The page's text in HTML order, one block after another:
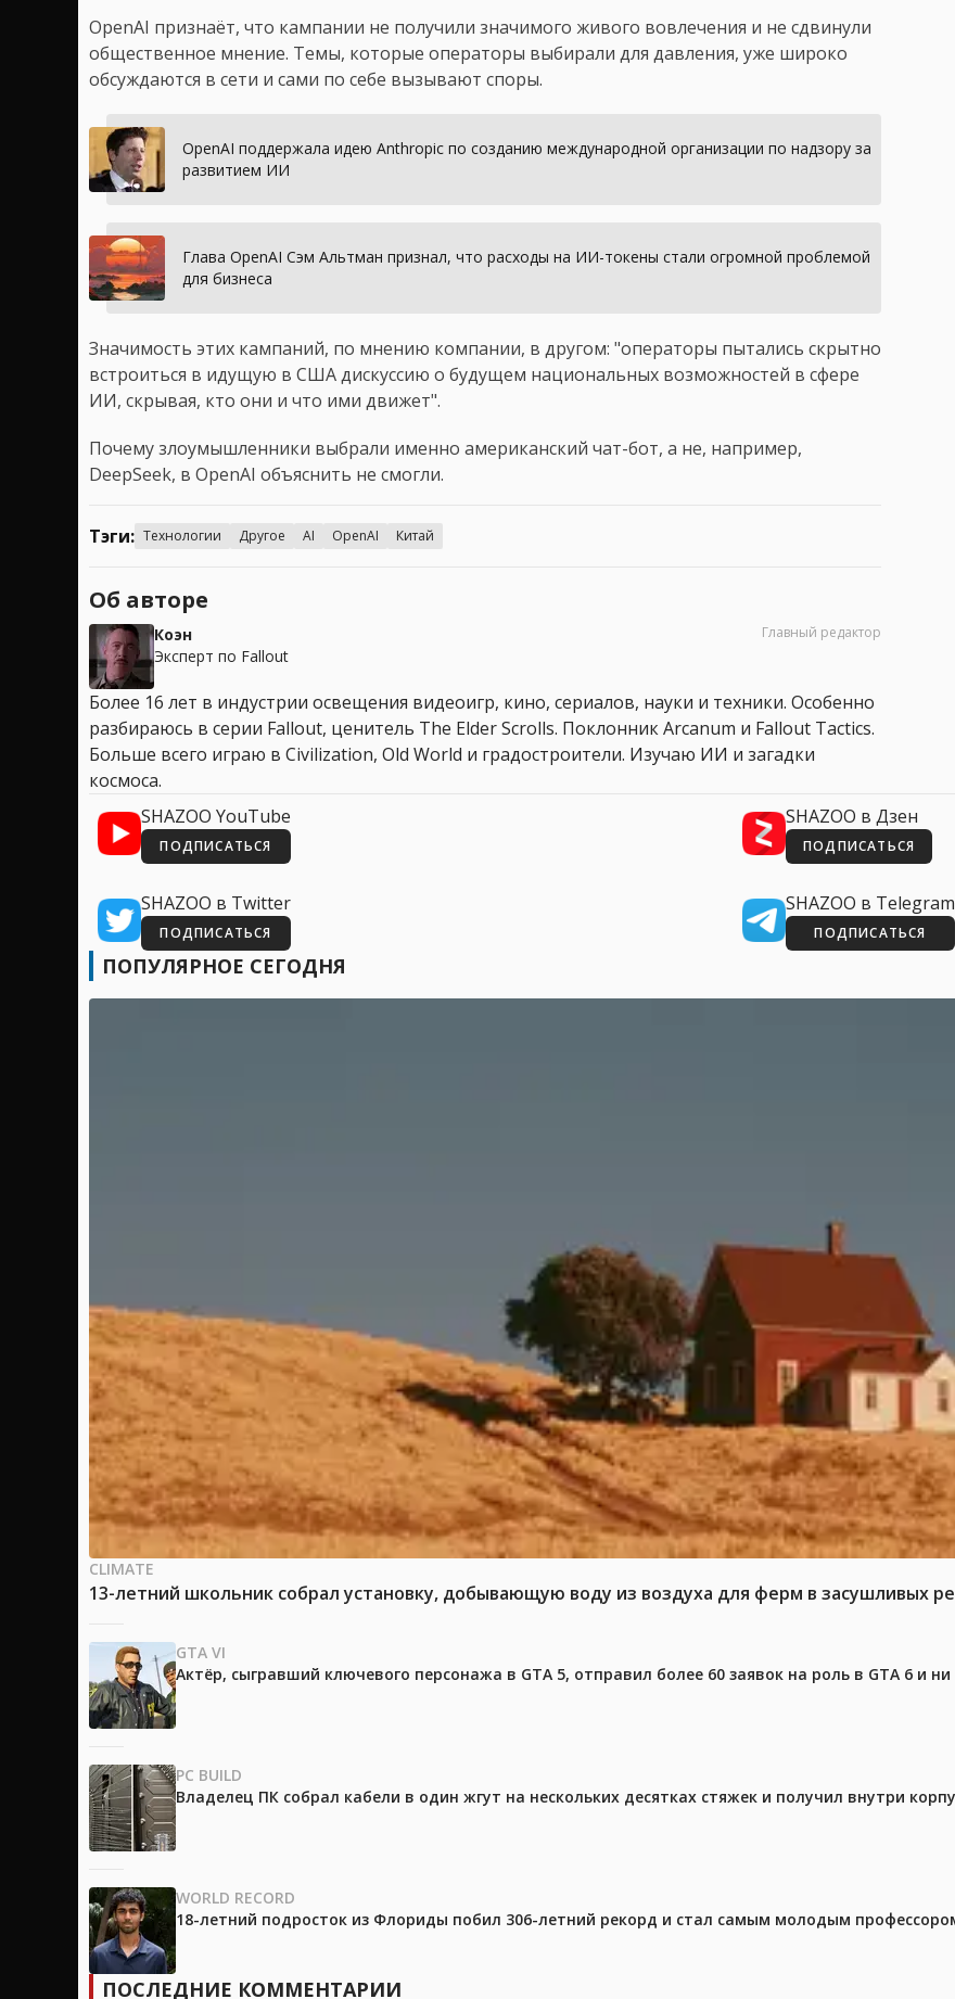
OpenAI признаёт, что кампании не получили значимого живого вовлечения и не сдвинули
общественное мнение. Темы, которые операторы выбирали для давления, уже широко
обсуждаются в сети и сами по себе вызывают споры.
OpenAI поддержала идею Anthropic по созданию международной организации по надзору за
развитием ИИ
Глава OpenAI Сэм Альтман признал, что расходы на ИИ-токены стали огромной проблемой
для бизнеса
Значимость этих кампаний, по мнению компании, в другом: "операторы пытались скрытно
встроиться в идущую в США дискуссию о будущем национальных возможностей в сфере
ИИ, скрывая, кто они и что ими движет".
Почему злоумышленники выбрали именно американский чат-бот, а не, например,
DeepSeek, в OpenAI объяснить не смогли.
Тэги: Технологии Другое AI OpenAI Китай
Об авторе
Коэн
Эксперт по Fallout
Главный редактор
Более 16 лет в индустрии освещения видеоигр, кино, сериалов, науки и техники. Особенно
разбираюсь в серии Fallout, ценитель The Elder Scrolls. Поклонник Arcanum и Fallout Tactics.
Больше всего играю в Civilization, Old World и градостроители. Изучаю ИИ и загадки
космоса.
SHAZOO YouTube
ПОДПИСАТЬСЯ
SHAZOO в Дзен
ПОДПИСАТЬСЯ
SHAZOO в Twitter
ПОДПИСАТЬСЯ
SHAZOO в Telegram
ПОДПИСАТЬСЯ
ПОПУЛЯРНОЕ СЕГОДНЯ
CLIMATE
13-летний школьник собрал установку, добывающую воду из воздуха для ферм в засушливых
GTA VI
Актёр, сыгравший ключевого персонажа в GTA 5, отправил более 60 заявок на роль в GTA 6 и
PC BUILD
Владелец ПК собрал кабели в один жгут на нескольких десятках стяжек и получил внутри
WORLD RECORD
18-летний подросток из Флориды побил 306-летний рекорд и стал самым молодым
ПОСЛЕДНИЕ КОММЕНТАРИИ